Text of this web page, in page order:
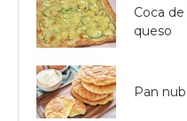
Coca
queso
Pan